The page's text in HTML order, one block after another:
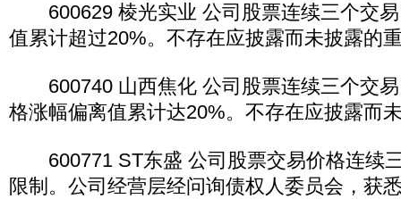
600629 棱光实业 公司股票连续三个交易
值累计超过20%。不存在应披露而未披露的
600740 山西焦化 公司股票连续三个交易
格涨幅偏离值累计达20%。不存在应披露而
600771 ST东盛 公司股票交易价格连续
限制。公司经营层经问询债权人委员会，获